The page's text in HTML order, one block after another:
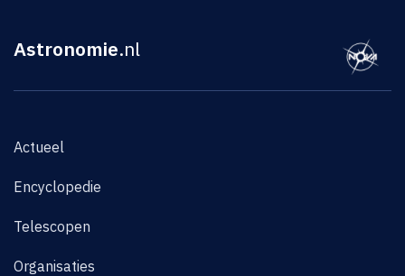
Astronomie.nl
Actueel
Encyclopedie
Telescopen
Organisaties